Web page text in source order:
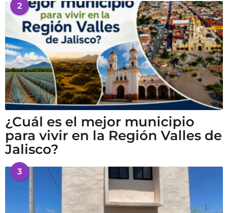
2
¿Cuál es el mejor municipio
para vivir en la Región Valles de
Jalisco?
3